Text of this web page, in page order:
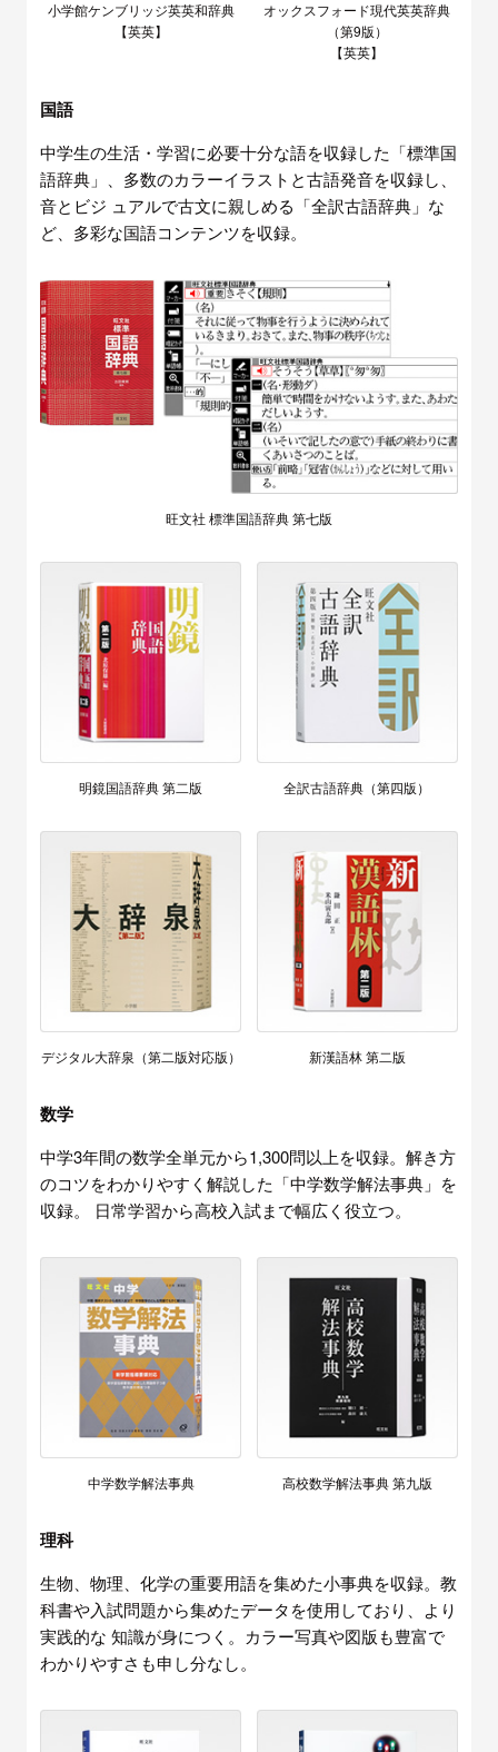
小学館ケンブリッジ英英和辞典
【英英】
オックスフォード現代英英辞典
（第9版）
【英英】
国語
中学生の生活・学習に必要十分な語を収録した「標準国
語辞典」、多数のカラーイラストと古語発音を収録し、
音とビジ ュアルで古文に親しめる「全訳古語辞典」な
ど、多彩な国語コンテンツを収録。
旺文社 標準国語辞典 第七版
明鏡国語辞典 第二版 全訳古語辞典（第四版）
デジタル大辞泉（第二版対応版） 新漢語林 第二版
数学
中学3年間の数学全単元から1,300問以上を収録。解き方
のコツをわかりやすく解説した「中学数学解法事典」を
収録。 日常学習から高校入試まで幅広く役立つ。
中学数学解法事典 高校数学解法事典 第九版
理科
生物、物理、化学の重要用語を集めた小事典を収録。教
科書や入試問題から集めたデータを使用しており、より
実践的な 知識が身につく。カラー写真や図版も豊富で
わかりやすさも申し分なし。